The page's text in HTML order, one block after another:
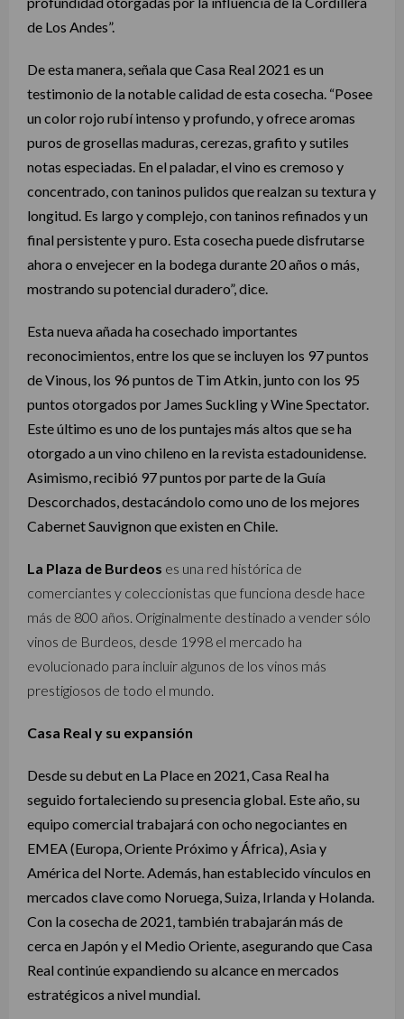
de Los Andes”.
De esta manera, señala que Casa Real 2021 es un
testimonio de la notable calidad de esta cosecha. “Posee
un color rojo rubí intenso y profundo, y ofrece aromas
puros de grosellas maduras, cerezas, grafito y sutiles
notas especiadas. En el paladar, el vino es cremoso y
concentrado, con taninos pulidos que realzan su textura y
longitud. Es largo y complejo, con taninos refinados y un
final persistente y puro. Esta cosecha puede disfrutarse
ahora o envejecer en la bodega durante 20 años o más,
mostrando su potencial duradero”, dice.
Esta nueva añada ha cosechado importantes
reconocimientos, entre los que se incluyen los 97 puntos
de Vinous, los 96 puntos de Tim Atkin, junto con los 95
puntos otorgados por James Suckling y Wine Spectator.
Este último es uno de los puntajes más altos que se ha
otorgado a un vino chileno en la revista estadounidense.
Asimismo, recibió 97 puntos por parte de la Guía
Descorchados, destacándolo como uno de los mejores
Cabernet Sauvignon que existen en Chile.
La Plaza de Burdeos es una red histórica de
comerciantes y coleccionistas que funciona desde hace
más de 800 años. Originalmente destinado a vender sólo
vinos de Burdeos, desde 1998 el mercado ha
evolucionado para incluir algunos de los vinos más
prestigiosos de todo el mundo.
Casa Real y su expansión
Desde su debut en La Place en 2021, Casa Real ha
seguido fortaleciendo su presencia global. Este año, su
equipo comercial trabajará con ocho negociantes en
EMEA (Europa, Oriente Próximo y África), Asia y
América del Norte. Además, han establecido vínculos en
mercados clave como Noruega, Suiza, Irlanda y Holanda.
Con la cosecha de 2021, también trabajarán más de
cerca en Japón y el Medio Oriente, asegurando que Casa
Real continúe expandiendo su alcance en mercados
estratégicos a nivel mundial.